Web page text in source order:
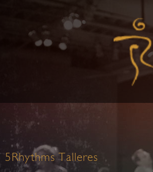
5Rhythms Talleres